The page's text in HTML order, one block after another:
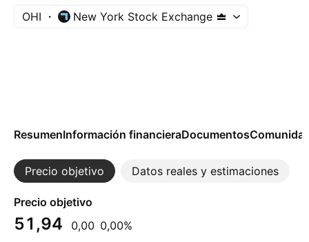
OHI New York Stock Exchange
ResumenInformación financieraDocumentos
Precio objetivo Datos reales y estimaciones
Precio objetivo
51,94 0,00 0,00%